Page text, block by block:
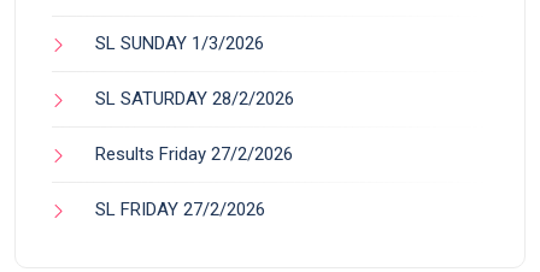
SL SUNDAY 1/3/2026
SL SATURDAY 28/2/2026
Results Friday 27/2/2026
SL FRIDAY 27/2/2026